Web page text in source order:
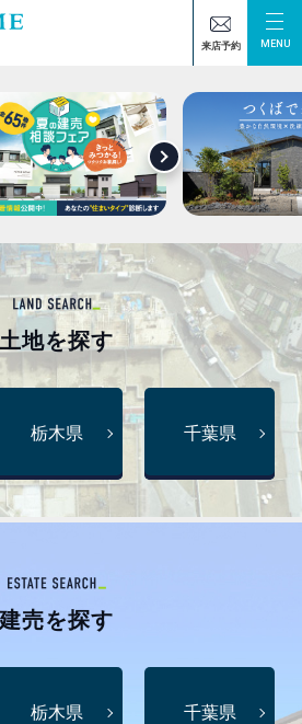
来店予約 MENU
土地を探す
栃木県 千葉県
建売を探す
栃木県 千葉県